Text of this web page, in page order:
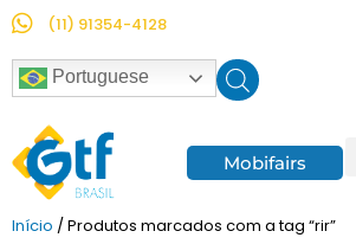
(11) 91354-4128
Portuguese
Mobifairs
Início / Produtos marcados com a tag “rir”